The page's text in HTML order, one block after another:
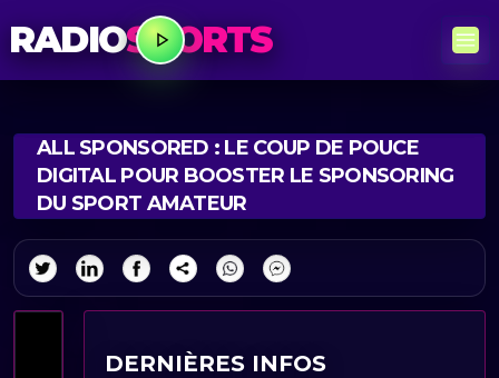
RADIOSPORTS
ALL SPONSORED : LE COUP DE POUCE
DIGITAL POUR BOOSTER LE SPONSORING
DU SPORT AMATEUR
DERNIÈRES INFOS